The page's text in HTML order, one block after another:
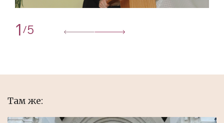
1 /5
Там же: